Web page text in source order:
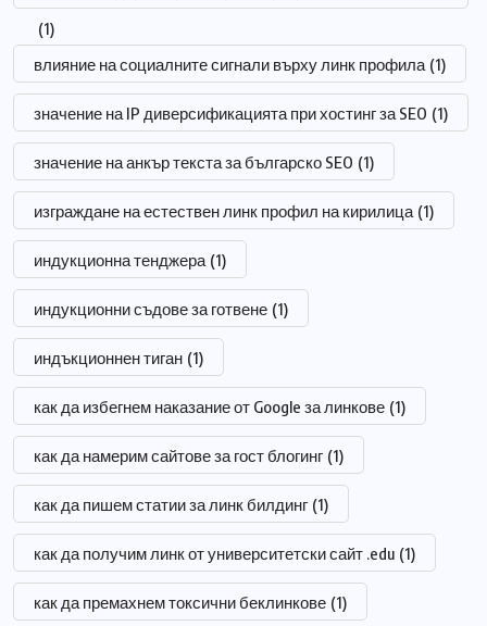
(1)
влияние на социалните сигнали върху линк профила (1)
значение на IP диверсификацията при хостинг за SEO (1)
значение на анкър текста за българско SEO (1)
изграждане на естествен линк профил на кирилица (1)
индукционна тенджера (1)
индукционни съдове за готвене (1)
индъкционнен тиган (1)
как да избегнем наказание от Google за линкове (1)
как да намерим сайтове за гост блогинг (1)
как да пишем статии за линк билдинг (1)
как да получим линк от университетски сайт .edu (1)
как да премахнем токсични беклинкове (1)